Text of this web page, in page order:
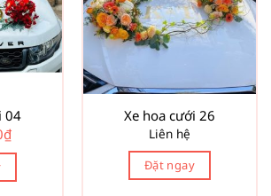
04
₫
Xe hoa cưới 26
Liên hệ
Đặt ngay